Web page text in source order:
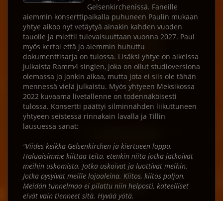
Gelsenkirchenissä. Faneille
aiemmin konserttipaikalla puhuneen Paulin mukaan
yhtye aikoo nyt vetäytyä ainakin kahden vuoden
tauolle ja miettii tulevaisuuttaan vuonna 2027. Paul
myös kertoi että jo aiemmin huhuttu
dokumenttisarja on tulossa. Lisäksi yhtye on aikeissa
julkaista Ramm4 singlen, joka on ollut studioversiona
olemassa jo jonkin aikaa, mutta jota ei siis ole tähän
mennessä vielä julkaistu. Myös yhtyeen Meksikossa
2022 kuvaama livetallenne on todennäköisesti
tulossa. Konsertti päättyi silminnähden liikuttuneen
yhtyeen seistessä rinnakain lavalla ja Tillin
lausuessa sanat:
"Viides keikka Gelsenkirchen ja kiertueen loppu.
Haluaisimme kiittää teitä, etenkin niitä jotka jatkoivat
meihin uskomista. Jotka uskoivat ja luottivat meihin.
Jotka pysyivät meille lojaaleina. Kiitos, kiitos paljon.
Meidän tunnelmaa ei pilattu niin helposti, kateelliset
eivät vain tienneet sitä. Hyvää yötä.